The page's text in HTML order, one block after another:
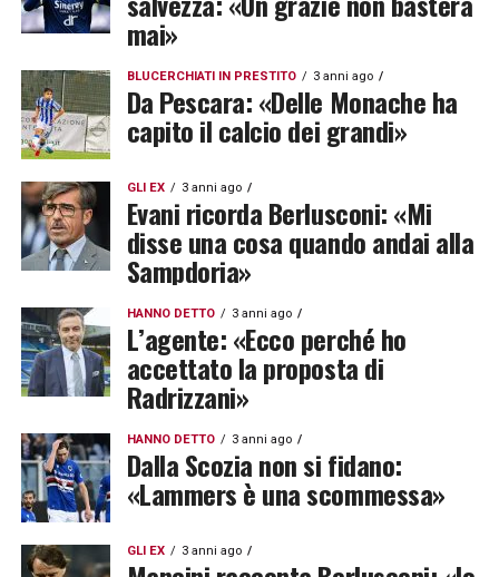
mai»
BLUCERCHIATI IN PRESTITO 3 anni ago
Da Pescara: «Delle Monache ha
capito il calcio dei grandi»
GLI EX 3 anni ago
Evani ricorda Berlusconi: «Mi
disse una cosa quando andai alla
Sampdoria»
HANNO DETTO 3 anni ago
L’agente: «Ecco perché ho
accettato la proposta di
Radrizzani»
HANNO DETTO 3 anni ago
Dalla Scozia non si fidano:
«Lammers è una scommessa»
GLI EX 3 anni ago